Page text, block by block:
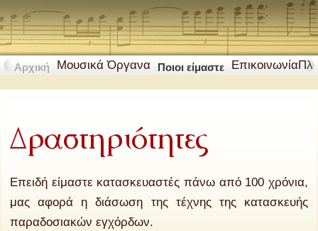
Αρχική Μουσικά Όργανα Ποιοι είμαστε Επικοινωνία
Δραστηριότητες
Επειδή είμαστε κατασκευαστές πάνω από 100 χρόνια,
μας αφορά η διάσωση της τέχνης της κατασκευής
παραδοσιακών εγχόρδων.